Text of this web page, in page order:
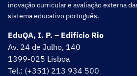
inovação curricular e avaliação externa
sistema educativo português.
EduQA, I. P. – Edifício Rio
Av. 24 de Julho, 140
1399-025 Lisboa
Tel.: (+351) 213 934 500